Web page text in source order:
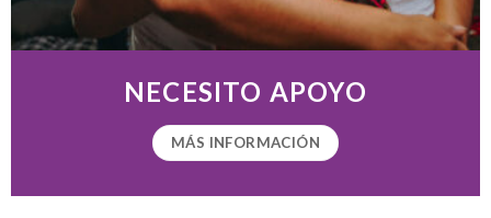
NECESITO APOYO
MÁS INFORMACIÓN